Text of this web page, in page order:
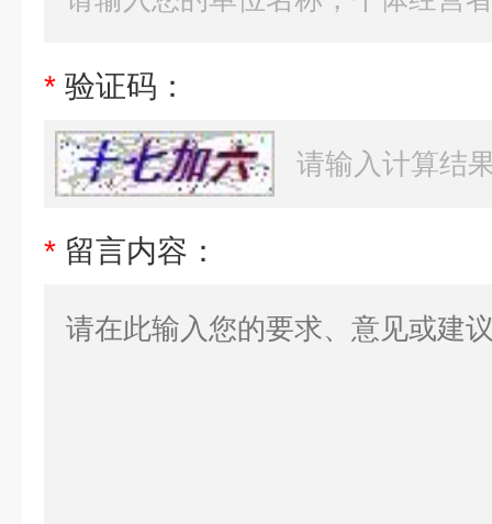
* 验证码：
* 留言内容：